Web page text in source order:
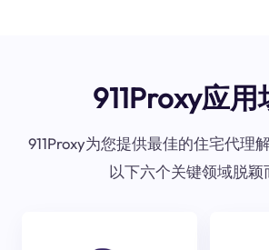
911Proxy应用
911Proxy为您提供最佳的住宅代理
以下六个关键领域脱颖